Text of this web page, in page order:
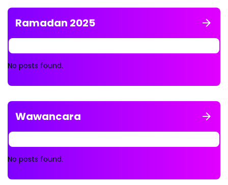
Ramadan 2025
No posts found.
Wawancara
No posts found.